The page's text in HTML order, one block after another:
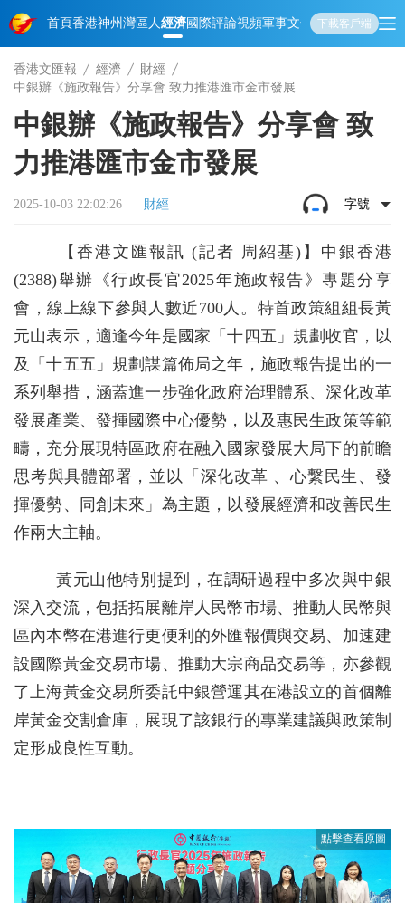
首頁香港神州 灣區人經濟國際評論視頻軍事文化 娛樂生活教育體
下載客戶端
香港文匯報 經濟
財經
中銀辦《施政報告》分享會 致力推港匯市金市發展
中銀辦《施政報告》分享會 致
力推港匯市金市發展
2025-10-03 22:02:26 財經 字號
【香港文匯報訊 (記者 周紹基)】中銀香港
(2388)舉辦《行政長官2025年施政報告》專題分享
會，線上線下參與人數近700人。特首政策組組長黃
元山表示，適逢今年是國家「十四五」規劃收官，以
及「十五五」規劃謀篇佈局之年，施政報告提出的一
系列舉措，涵蓋進一步強化政府治理體系、深化改革
發展產業、發揮國際中心優勢，以及惠民生政策等範
疇，充分展現特區政府在融入國家發展大局下的前瞻
思考與具體部署，並以「深化改革 、心繫民生、發
揮優勢、同創未來」為主題，以發展經濟和改善民生
作兩大主軸。
黃元山他特別提到，在調研過程中多次與中銀
深入交流，包括拓展離岸人民幣市場、推動人民幣與
區內本幣在港進行更便利的外匯報價與交易、加速建
設國際黃金交易市場、推動大宗商品交易等，亦參觀
了上海黃金交易所委託中銀營運其在港設立的首個離
岸黃金交割倉庫，展現了該銀行的專業建議與政策制
定形成良性互動。